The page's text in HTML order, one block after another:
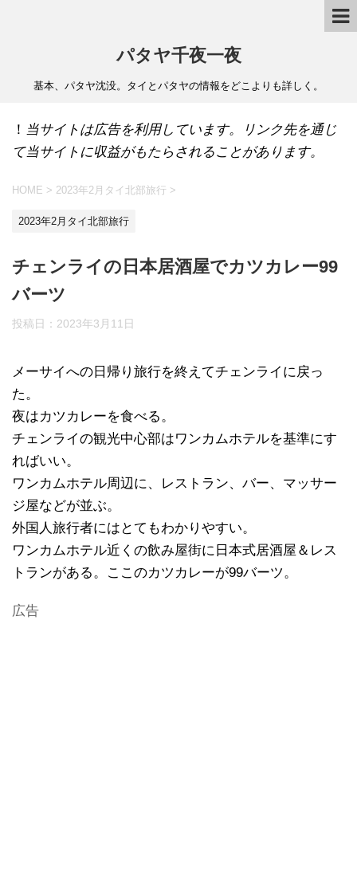
パタヤ千夜一夜
基本、パタヤ沈没。タイとパタヤの情報をどこよりも詳しく。
！ 当サイトは広告を利用しています。リンク先を通じ
て当サイトに収益がもたらされることがあります。
HOME > 2023年2月タイ北部旅行 >
2023年2月タイ北部旅行
チェンライの日本居酒屋でカツカレー99
バーツ
投稿日： 2023年3月11日
メーサイへの日帰り旅行を終えてチェンライに戻っ
た。
夜はカツカレーを食べる。
チェンライの観光中心部はワンカムホテルを基準にす
ればいい。
ワンカムホテル周辺に、レストラン、バー、マッサー
ジ屋などが並ぶ。
外国人旅行者にはとてもわかりやすい。
ワンカムホテル近くの飲み屋街に日本式居酒屋＆レス
トランがある。ここのカツカレーが99バーツ。
広告